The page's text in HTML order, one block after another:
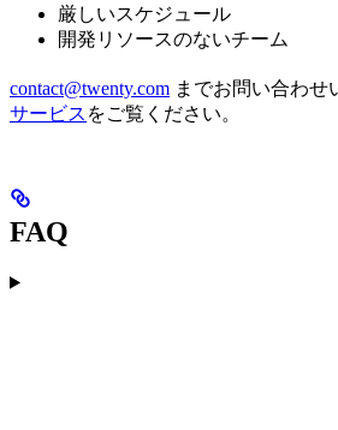
厳しいスケジュール
開発リソースのないチーム
contact@twenty.com までお問い合わせ
サービス をご覧ください。
FAQ